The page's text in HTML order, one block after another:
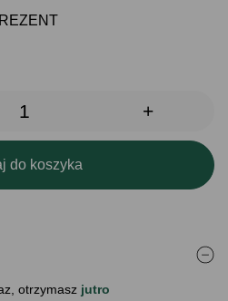
+
do koszyka
otrzymasz jutro